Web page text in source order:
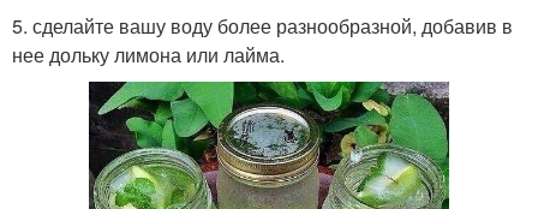
5. сделайте вашу воду более разнообразной, добавив в
нее дольку лимона или лайма.